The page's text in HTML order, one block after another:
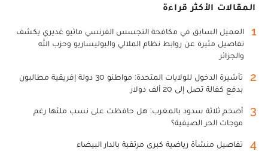
المقالات الأكثر قراءة
1
العميل السابق في مكافحة التجسس الفرنسي ماثيو غديري يكشف
تفاصيل مثيرة عن روابط نظام الملالي والبوليساريو وحزب الله
والجزائر
2
تأشيرة الدخول للولايات المتحدة: مواطنو 30 دولة إفريقية مطالبون
بدفع كفالة تصل إلى 20 ألف دولار
3
أضخم ثلاثة سدود بالمغرب: هل حافظت على نسب ملئها رغم
موجات الحر الصيفية؟
4 تفاصيل منشأة رياضية كبرى مرتقبة بالدار البيضاء